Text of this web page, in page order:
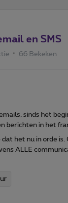
en SMS
66 Bekeken
sinds het
berichten in het
het nu in orde
ALLE